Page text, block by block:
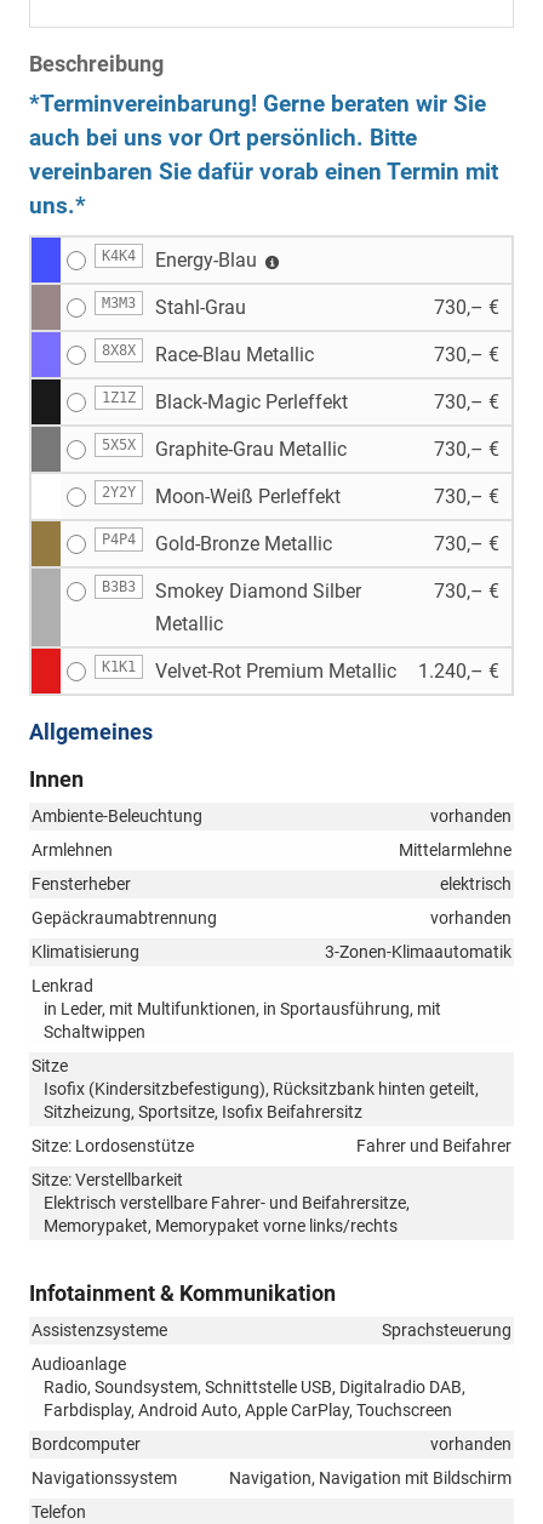
Beschreibung
*Terminvereinbarung! Gerne beraten wir Sie
auch bei uns vor Ort persönlich. Bitte
vereinbaren Sie dafür vorab einen Termin mit
uns.*
K4K4 Energy-Blau
M3M3 Stahl-Grau 730,– €
8X8X Race-Blau Metallic 730,– €
1Z1Z Black-Magic Perleffekt 730,– €
5X5X Graphite-Grau Metallic 730,– €
2Y2Y Moon-Weiß Perleffekt 730,– €
P4P4 Gold-Bronze Metallic 730,– €
B3B3
Smokey Diamond Silber
Metallic
730,– €
K1K1 Velvet-Rot Premium Metallic 1.240,– €
Allgemeines
Innen
Ambiente-Beleuchtung
vorhanden
Armlehnen
Mittelarmlehne
Fensterheber
elektrisch
Gepäckraumabtrennung
vorhanden
Klimatisierung
3-Zonen-Klimaautomatik
Lenkrad
in Leder, mit Multifunktionen, in Sportausführung, mit
Schaltwippen
Sitze
Isofix (Kindersitzbefestigung), Rücksitzbank hinten geteilt,
Sitzheizung, Sportsitze, Isofix Beifahrersitz
Sitze: Lordosenstütze
Fahrer und Beifahrer
Sitze: Verstellbarkeit
Elektrisch verstellbare Fahrer- und Beifahrersitze,
Memorypaket, Memorypaket vorne links/rechts
Infotainment & Kommunikation
Assistenzsysteme
Sprachsteuerung
Audioanlage
Radio, Soundsystem, Schnittstelle USB, Digitalradio DAB,
Farbdisplay, Android Auto, Apple CarPlay, Touchscreen
Bordcomputer
vorhanden
Navigationssystem
Navigation, Navigation mit Bildschirm
Telefon